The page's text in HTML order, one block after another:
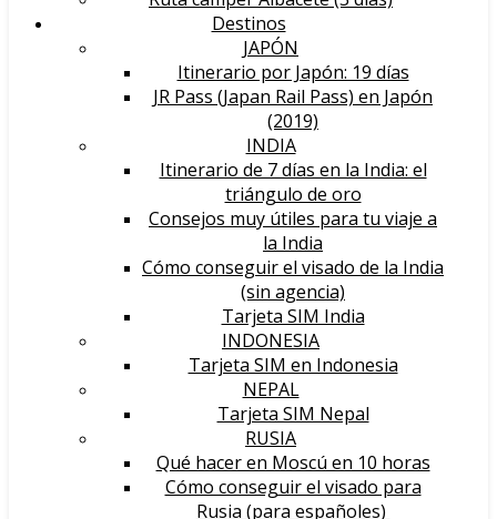
Destinos
JAPÓN
Itinerario por Japón: 19 días
JR Pass (Japan Rail Pass) en Japón
(2019)
INDIA
Itinerario de 7 días en la India: el
triángulo de oro
Consejos muy útiles para tu viaje a
la India
Cómo conseguir el visado de la India
(sin agencia)
Tarjeta SIM India
INDONESIA
Tarjeta SIM en Indonesia
NEPAL
Tarjeta SIM Nepal
RUSIA
Qué hacer en Moscú en 10 horas
Cómo conseguir el visado para
Rusia (para españoles)